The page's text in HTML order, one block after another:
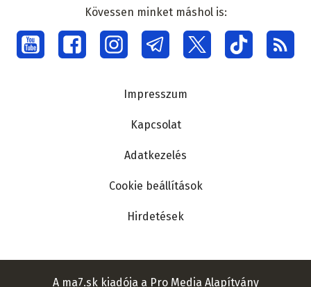
Social
menu
Kövessen minket máshol is:
Impresszum
Kapcsolat
Adatkezelés
Cookie beállítások
Hirdetések
A ma7.sk kiadója a Pro Media Alapítvány